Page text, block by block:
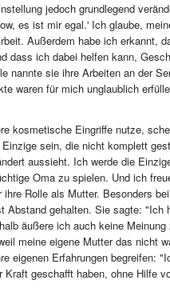
jedoch grundlegend
es ist mir egal.' Ich glaube,
Außerdem habe ich erkannt,
dass ich dabei helfen kann,
nannte sie ihre Arbeiten an der
waren für mich unglaublich
kosmetische Eingriffe nutze,
sein, die nicht komplett
aussieht. Ich werde die
Oma zu spielen. Und ich
Rolle als Mutter. Besonders
Abstand gehalten. Sie sagte: "Ich
äußere ich auch keine
meine eigene Mutter das nicht
eigenen Erfahrungen begreifen:
geschafft haben, ohne Hilfe